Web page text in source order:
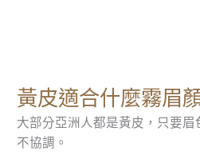
黃皮適合什麼霧眉
大部分亞洲人都是黃皮，只要
不協調。